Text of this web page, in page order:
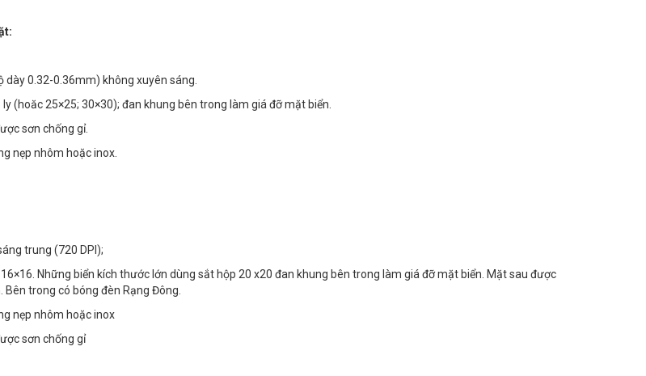
dày 0.32-0.36mm) không xuyên sáng.
(hoăc 25×25; 30×30); đan khung bên trong làm giá đỡ mặt biển.
sơn chống gỉ.
nẹp nhôm hoặc inox.
trung (720 DPI);
Những biển kích thước lớn dùng sắt hộp 20 x20 đan khung bên trong làm giá đỡ mặt biển. Mặt sau được
Bên trong có bóng đèn Rạng Đông.
nẹp nhôm hoặc inox
sơn chống gỉ